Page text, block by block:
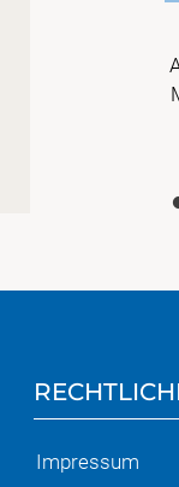
Impressum